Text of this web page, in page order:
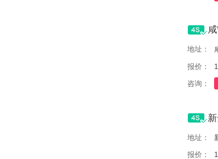
地址：
报价：
咨询：
地址：
报价：